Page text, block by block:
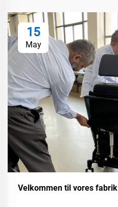
15
May
Velkommen til vores fabrik